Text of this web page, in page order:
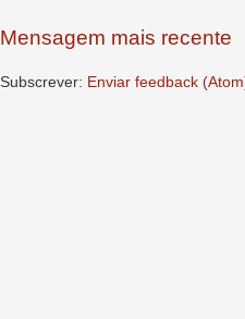
Mensagem mais recente
Subscrever: Enviar feedback